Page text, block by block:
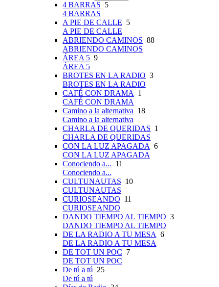
4 BARRAS 5
4 BARRAS
A PIE DE CALLE 5
A PIE DE CALLE
ABRIENDO CAMINOS 88
ABRIENDO CAMINOS
ÁREA 5 9
ÁREA 5
BROTES EN LA RADIO 3
BROTES EN LA RADIO
CAFÉ CON DRAMA
1
CAFÉ CON DRAMA
Camino a la alternativa 18
Camino a la alternativa
CHARLA DE QUERIDAS 1
CHARLA DE QUERIDAS
CON LA LUZ APAGADA 6
CON LA LUZ APAGADA
Conociendo a... 11
Conociendo a...
CULTUNAUTAS 10
CULTUNAUTAS
CURIOSEANDO 11
CURIOSEANDO
DANDO TIEMPO AL TIEMPO 3
DANDO TIEMPO AL TIEMPO
DE LA RADIO A TU MESA 6
DE LA RADIO A TU MESA
DE TOT UN POC 7
DE TOT UN POC
De tú a tú 25
De tú a tú